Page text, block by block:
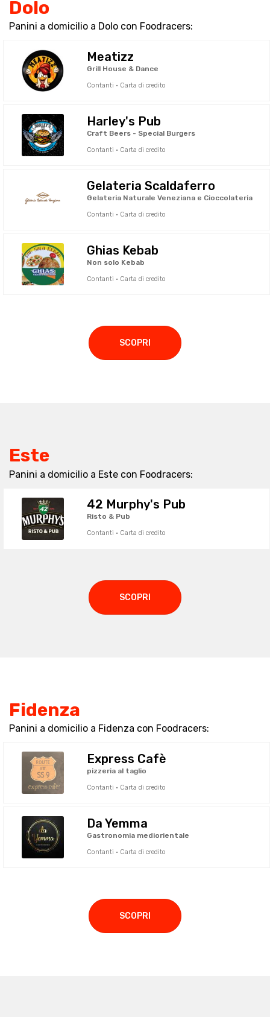
Dolo
Panini a domicilio a Dolo con Foodracers:
Meatizz
Grill House & Dance
Contanti · Carta di credito
Harley's Pub
Craft Beers - Special Burgers
Contanti · Carta di credito
Gelateria Scaldaferro
Gelateria Naturale Veneziana e Cioccolateria
Contanti · Carta di credito
Ghias Kebab
Non solo Kebab
Contanti · Carta di credito
SCOPRI
Este
Panini a domicilio a Este con Foodracers:
42 Murphy's Pub
Risto & Pub
Contanti · Carta di credito
SCOPRI
Fidenza
Panini a domicilio a Fidenza con Foodracers:
Express Cafè
pizzeria al taglio
Contanti · Carta di credito
Da Yemma
Gastronomia mediorientale
Contanti · Carta di credito
SCOPRI